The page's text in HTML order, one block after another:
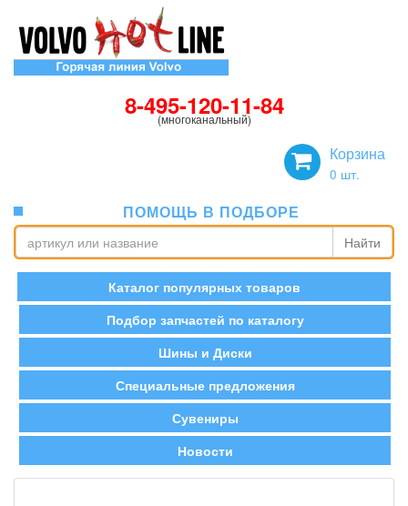
8-495-120-11-84
(многоканальный)
Корзина
0 шт.
ПОМОЩЬ В ПОДБОРЕ
Найти
Каталог популярных товаров
Подбор запчастей по каталогу
Шины и Диски
Специальные предложения
Сувениры
Новости